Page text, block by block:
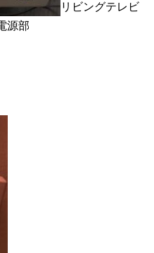
リビングテレビ
源部